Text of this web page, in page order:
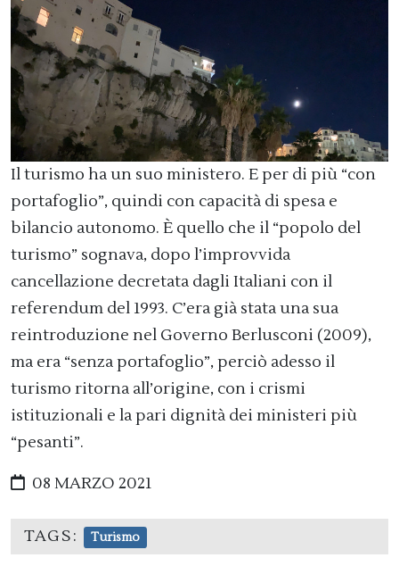
Il turismo ha un suo ministero. E per di più “con
portafoglio”, quindi con capacità di spesa e
bilancio autonomo. È quello che il “popolo del
turismo” sognava, dopo l’improvvida
cancellazione decretata dagli Italiani con il
referendum del 1993. C’era già stata una sua
reintroduzione nel Governo Berlusconi (2009),
ma era “senza portafoglio”, perciò adesso il
turismo ritorna all’origine, con i crismi
istituzionali e la pari dignità dei ministeri più
“pesanti”.
08 MARZO 2021
TAGS: Turismo